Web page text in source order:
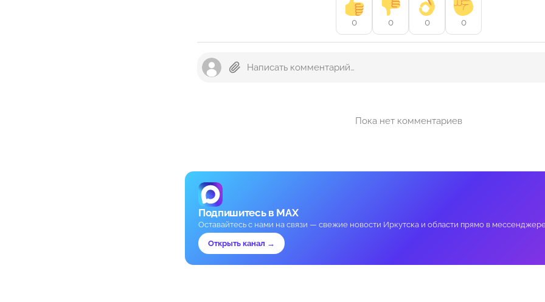
0 0 0 0
Пока нет комментариев
Подпишитесь в MAX
Оставайтесь с нами на связи — свежие новости Иркутска и области прямо в
Открыть канал →